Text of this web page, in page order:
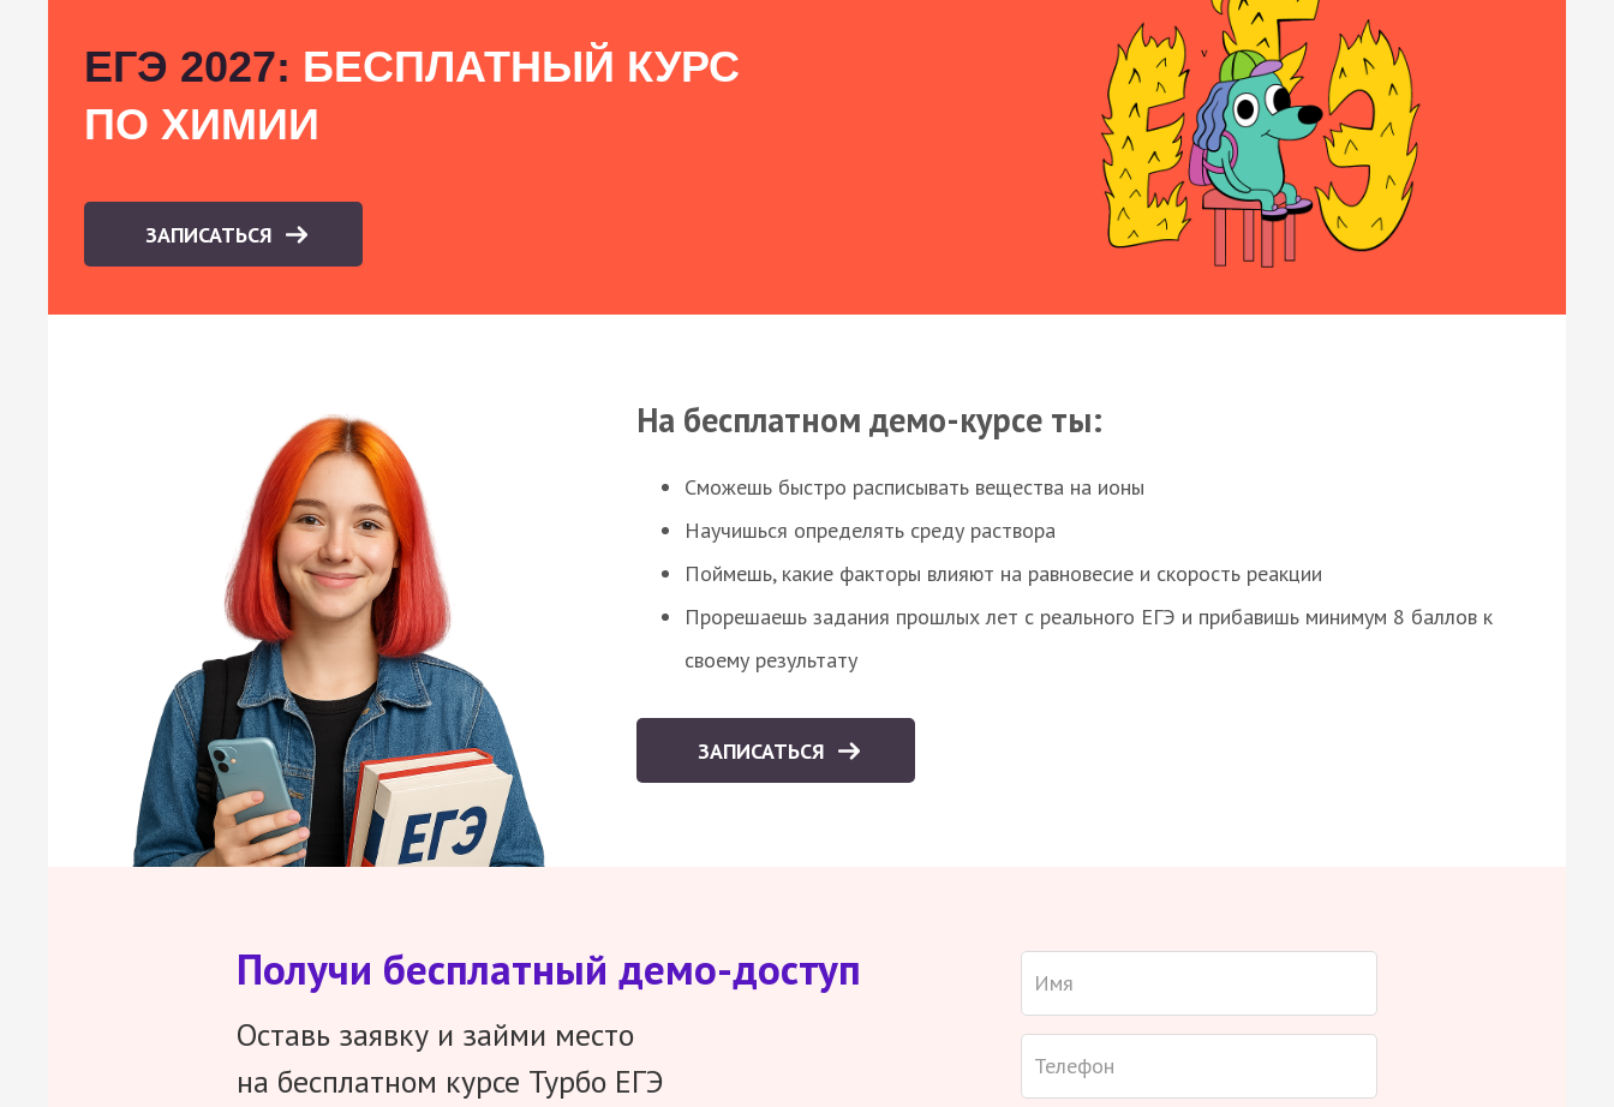
ЕГЭ 2027: БЕСПЛАТНЫЙ КУРС
ПО ХИМИИ
ЗАПИСАТЬСЯ
На бесплатном демо-курсе ты:
Сможешь быстро расписывать вещества на ионы
Научишься определять среду раствора
Поймешь, какие факторы влияют на равновесие и скорость реакции
Прорешаешь задания прошлых лет с реального ЕГЭ и прибавишь минимум 8 баллов к
своему результату
ЗАПИСАТЬСЯ
Получи бесплатный демо-доступ
Оставь заявку и займи место
на бесплатном курсе Турбо ЕГЭ